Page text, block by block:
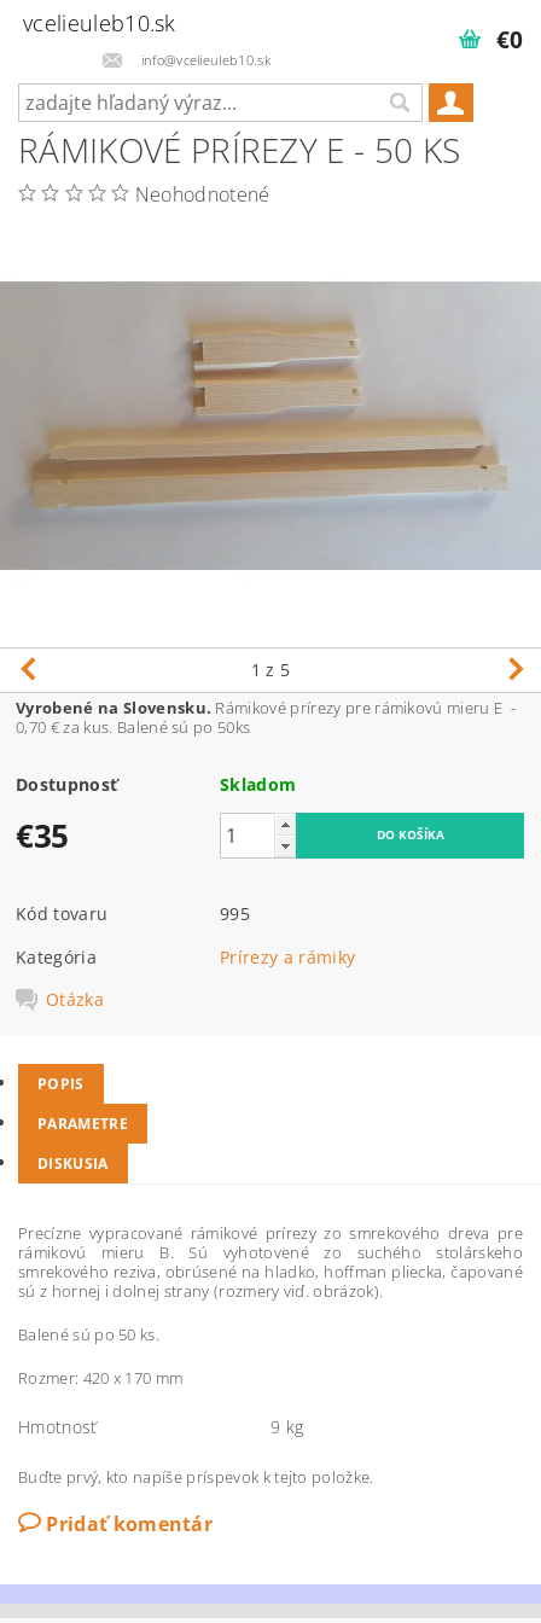
vcelieuleb10.sk
info@vcelieuleb10.sk
€0
RÁMIKOVÉ PRÍREZY E - 50 KS
Neohodnotené
1 z 5
Vyrobené na Slovensku. Rámikové prírezy pre rámikovú mieru E -
0,70 € za kus. Balené sú po 50ks
Dostupnosť Skladom
€35
Kód tovaru
995
Kategória
Prírezy a rámiky
Otázka
POPIS
PARAMETRE
DISKUSIA
Precízne vypracované rámikové prírezy zo smrekového dreva pre
rámikovú mieru B. Sú vyhotovené zo suchého stolárskeho
smrekového reziva, obrúsené na hladko, hoffman pliecka, čapované
sú z hornej i dolnej strany (rozmery viď. obrázok).
Balené sú po 50 ks.
Rozmer: 420 x 170 mm
Hmotnosť 9 kg
Buďte prvý, kto napíše príspevok k tejto položke.
Pridať komentár